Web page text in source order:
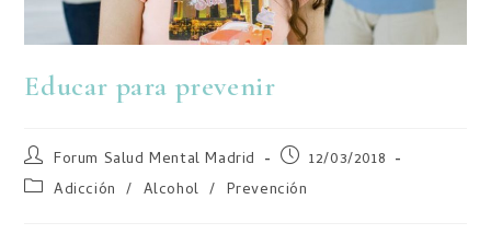
Educar para prevenir
Forum Salud Mental Madrid
12/03/2018
Adicción / Alcohol / Prevención